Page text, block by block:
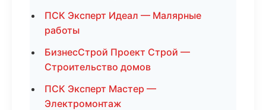
ПСК Эксперт Идеал — Малярные
работы
БизнесСтрой Проект Строй —
Строительство домов
ПСК Эксперт Мастер —
Электромонтаж